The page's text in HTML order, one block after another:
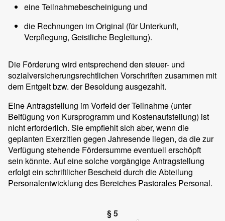
eine Teilnahmebescheinigung und
die Rechnungen im Original (für Unterkunft,
Verpflegung, Geistliche Begleitung).
Die Förderung wird entsprechend den steuer- und
sozialversicherungsrechtlichen Vorschriften zusammen mit
dem Entgelt bzw. der Besoldung ausgezahlt.
Eine Antragstellung im Vorfeld der Teilnahme (unter
Beifügung von Kursprogramm und Kostenaufstellung) ist
nicht erforderlich. Sie empfiehlt sich aber, wenn die
geplanten Exerzitien gegen Jahresende liegen, da die zur
Verfügung stehende Fördersumme eventuell erschöpft
sein könnte. Auf eine solche vorgängige Antragstellung
erfolgt ein schriftlicher Bescheid durch die Abteilung
Personalentwicklung des Bereiches Pastorales Personal.
§ 5